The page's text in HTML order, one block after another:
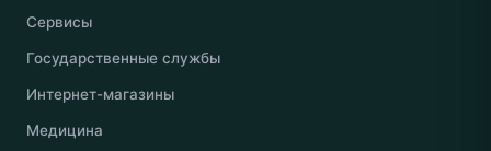
Сервисы
Государственные службы
Интернет-магазины
Медицина